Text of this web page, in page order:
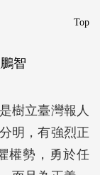
Top
鵬智
樹立臺灣報人
明，有強烈正
權勢，勇於任